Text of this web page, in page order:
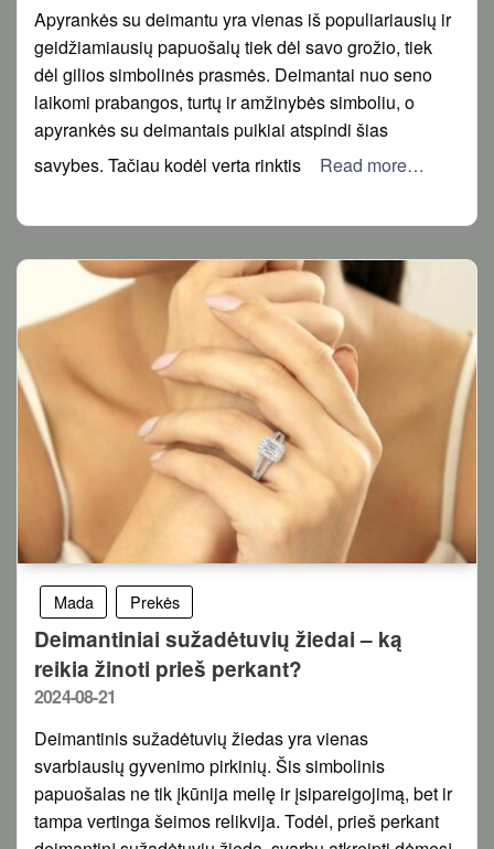
Apyrankės su deimantu yra vienas iš populiariausių ir
geidžiamiausių papuošalų tiek dėl savo grožio, tiek
dėl gilios simbolinės prasmės. Deimantai nuo seno
laikomi prabangos, turtų ir amžinybės simboliu, o
apyrankės su deimantais puikiai atspindi šias
savybes. Tačiau kodėl verta rinktis
Read more…
Mada Prekės
Deimantiniai sužadėtuvių žiedai – ką
reikia žinoti prieš perkant?
Posted
2024-08-21
Deimantinis sužadėtuvių žiedas yra vienas
svarbiausių gyvenimo pirkinių. Šis simbolinis
papuošalas ne tik įkūnija meilę ir įsipareigojimą, bet ir
tampa vertinga šeimos relikvija. Todėl, prieš perkant